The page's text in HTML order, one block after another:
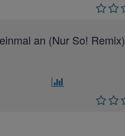
an (Nur So! Remix)